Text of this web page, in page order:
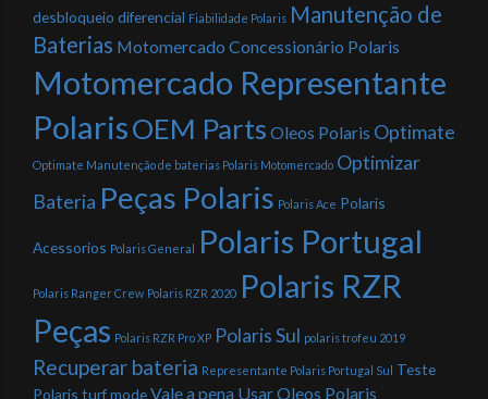
desbloqueio diferencial Fiabilidade Polaris Manutenção de
Baterias Motomercado Concessionário Polaris
Motomercado Representante
PolarisOEM Parts Oleos Polaris Optimate
Optimate Manutenção de baterias Polaris Motomercado Optimizar
Bateria Peças Polaris Polaris Ace Polaris
Acessorios Polaris General Polaris Portugal
Polaris Ranger Crew Polaris RZR 2020 Polaris RZR
Peças Polaris RZR Pro XP Polaris Sul polaris trofeu 2019
Recuperar bateria Representante Polaris Portugal Sul Teste
Polaris turf modeVale a pena Usar Oleos Polaris